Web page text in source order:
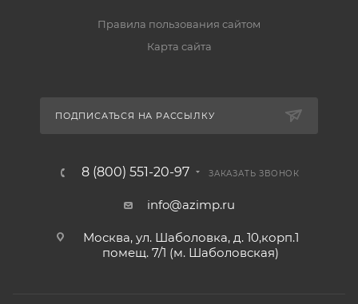
Правила пользования сайтом
Карта сайта
ПОДПИСАТЬСЯ НА РАССЫЛКУ
8 (800) 551-20-97 ЗАКАЗАТЬ ЗВОНОК
info@azimp.ru
Москва, ул. Шаболовка, д. 10,корп.1
помещ. 7/1 (м. Шаболовская)